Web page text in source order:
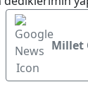
Millet